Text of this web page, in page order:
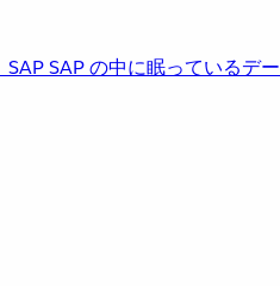
SAPSAP の中に眠っているデ